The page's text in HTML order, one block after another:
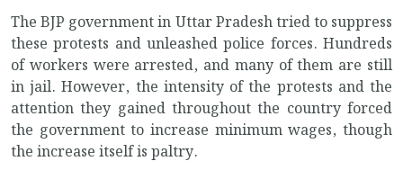
The BJP government in Uttar Pradesh tried to suppress
these protests and unleashed police forces. Hundreds
of workers were arrested, and many of them are still
in jail. However, the intensity of the protests and the
attention they gained throughout the country forced
the government to increase minimum wages, though
the increase itself is paltry.